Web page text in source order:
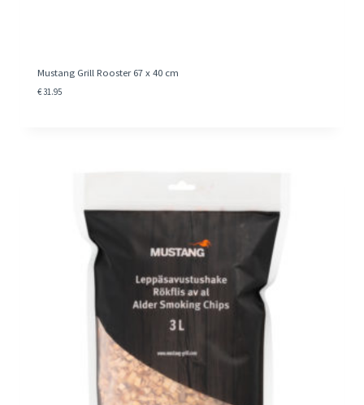
Mustang Grill Rooster 67 x 40 cm
€31.95